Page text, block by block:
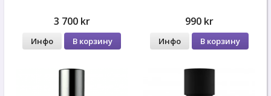
3 700 kr
Инфо В корзину
990 kr
Инфо В корзину